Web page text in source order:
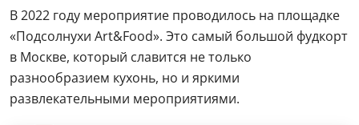
В 2022 году мероприятие проводилось на площадке
«Подсолнухи Art&Food». Это самый большой фудкорт
в Москве, который славится не только
разнообразием кухонь, но и яркими
развлекательными мероприятиями.